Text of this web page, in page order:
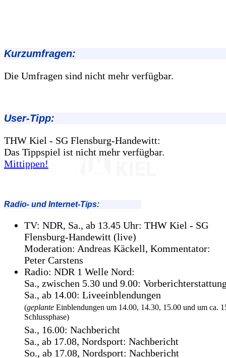
Kurzumfragen:
Die Umfragen sind nicht mehr verfügbar.
User-Tipp:
THW Kiel - SG Flensburg-Handewitt:
Das Tippspiel ist nicht mehr verfügbar.
Mittippen!
Radio- und Internet-Tips:
TV: NDR, Sa., ab 13.45 Uhr: THW Kiel - SG
Flensburg-Handewitt (live)
Moderation: Andreas Käckell, Kommentator:
Peter Carstens
Radio: NDR 1 Welle Nord:
Sa., zwischen 5.30 und 9.00:
Sa., ab 14.00: Liveeinblendungen
(geplante Einblendungen um 14.00, 14.30, 15.00 und um ca.
Schlussphase)
Sa., 16.00: Nachbericht
Sa., ab 17.08, Nordsport: Nachbericht
So., ab 17.08, Nordsport: Nachbericht